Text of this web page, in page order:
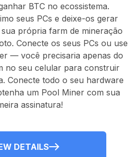
BTC no ecossistema.
seus PCs e deixe-os gerar
própria farm de mineração
Conecte os seus PCs ou use
— você precisaria apenas do
no seu celular para construir
Conecte todo o seu hardware
um Pool Miner com sua
assinatura!
DETAILS